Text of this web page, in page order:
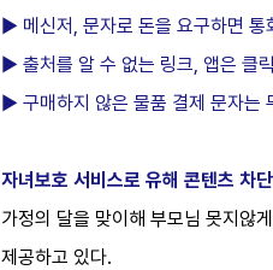
▶ 메신저, 문자로 돈을 요구하면 통
▶ 출처를 알 수 없는 링크, 앱은 클
▶ 구매하지 않은 물품 결제 문자는
자녀보호 서비스로 유해 콘텐츠 차
가정의 달을 맞이해 부모님 못지않
제공하고 있다.